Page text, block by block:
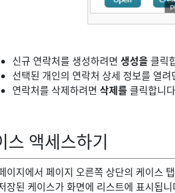
신규 연락처를 생성하려면 생성을 클릭
선택된 개인의 연락처 상세 정보를 열
연락처를 삭제하려면 삭제를 클릭합니
스 액세스하기
이지에서 페이지 오른쪽 상단의 케이스
장된 케이스가 화면에 리스트에 표시됩